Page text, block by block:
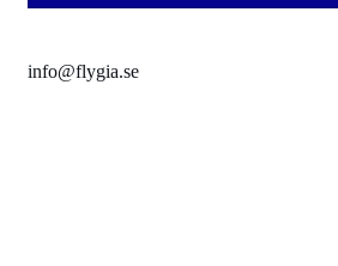
info@flygia.se